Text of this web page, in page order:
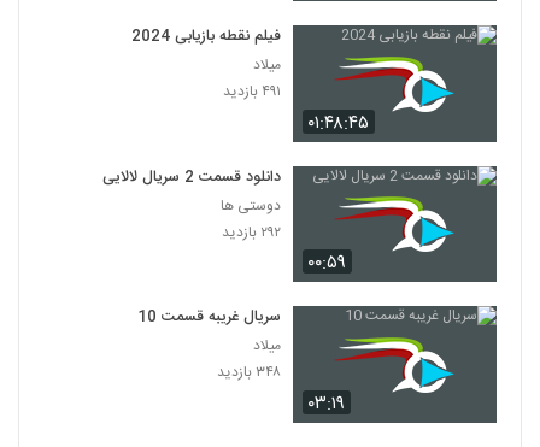
۰۱:۴۸:۴۵
فیلم نقطه بازیابی 2024
میلاد
۴۹۱ بازدید
۰۰:۵۹
دانلود قسمت 2 سریال لالایی
دوستی ها
۲۹۲ بازدید
۰۳:۱۹
سریال غریبه قسمت 10
میلاد
۳۴۸ بازدید